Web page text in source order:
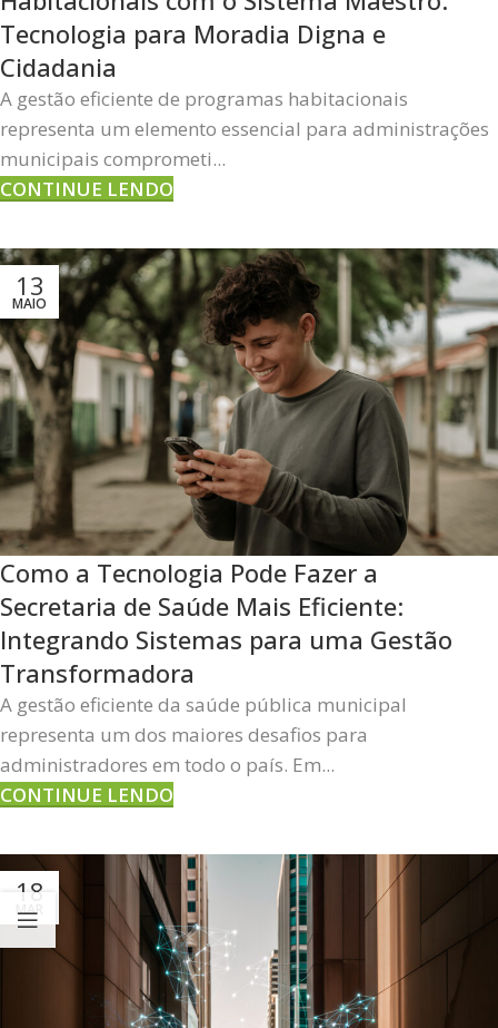
Tecnologia para Moradia Digna e
Cidadania
A gestão eficiente de programas habitacionais
representa um elemento essencial para administrações
municipais comprometi...
CONTINUE LENDO
13
MAIO
Como a Tecnologia Pode Fazer a
Secretaria de Saúde Mais Eficiente:
Integrando Sistemas para uma Gestão
Transformadora
A gestão eficiente da saúde pública municipal
representa um dos maiores desafios para
administradores em todo o país. Em...
CONTINUE LENDO
18
MAR